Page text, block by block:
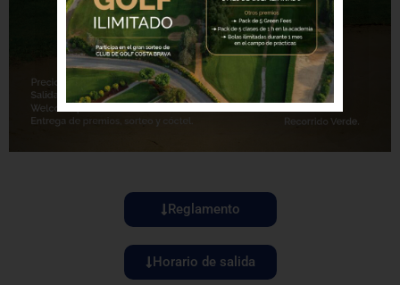
Reglamento
Horario de salida